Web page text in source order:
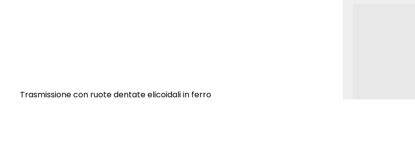
Trasmissione con ruote dentate elicoidali in ferro